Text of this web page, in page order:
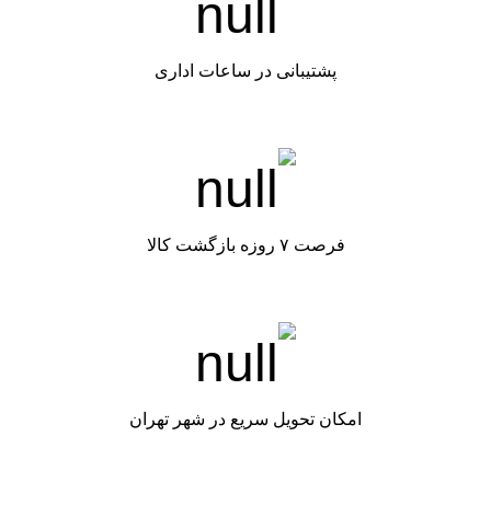
پشتیبانی در ساعات اداری
فرصت ۷ روزه بازگشت کالا
امکان تحویل سریع در شهر تهران